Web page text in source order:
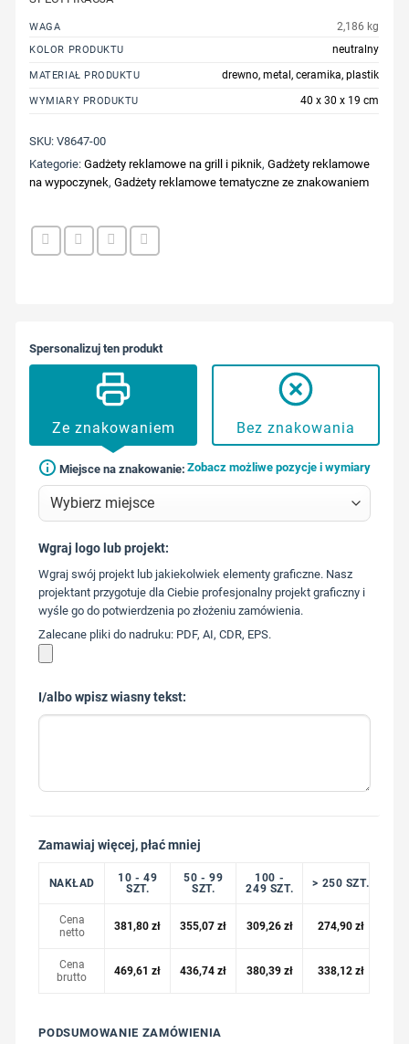
WAGA 2,186 kg
KOLOR PRODUKTU neutralny
MATERIAŁ PRODUKTU drewno, metal, ceramika, plastik
WYMIARY PRODUKTU 40 x 30 x 19 cm
SKU:V8647-00
Kategorie:Gadżety reklamowe na grill i piknik,Gadżety reklamowe
na wypoczynek,Gadżety reklamowe tematyczne ze znakowaniem
Spersonalizuj ten produkt
Ze znakowaniem Bez znakowania
Miejsce na znakowanie: Zobacz możliwe pozycje i wymiary
573 568
217
Wgraj logo lub projekt:
Wgraj swój projekt lub jakiekolwiek elementy graficzne. Nasz
projektant przygotuje dla Ciebie profesjonalny projekt graficzny i
wyśle go do potwierdzenia po złożeniu zamówienia.
Zalecane pliki do nadruku: PDF, AI, CDR, EPS.
I/albo wpisz wiasny tekst:
Zamawiaj więcej, płać mniej
NAKŁAD
10 - 49
SZT.
50 - 99
SZT.
100 -
249 SZT.
> 250 SZT.
Cena
netto
381,80zł 355,07zł 309,26 zł 274,90 zł
Cena
brutto
469,61zł 436,74zł 380,39 zł 338,12 zł
PODSUMOWANIE ZAMÓWIENIA